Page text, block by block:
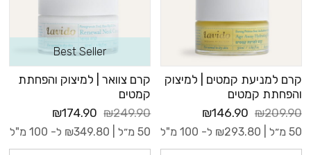
קרם למניעת קמטים | למיצוק
והפחתת קמטים
₪209.90
₪146.90
50 מ״ל | ₪293.80 ל- 100 מ"ל
Best Seller
קרם צוואר | למיצוק והפחתת
קמטים
₪249.90
₪174.90
50 מ״ל | ₪349.80 ל- 100 מ"ל